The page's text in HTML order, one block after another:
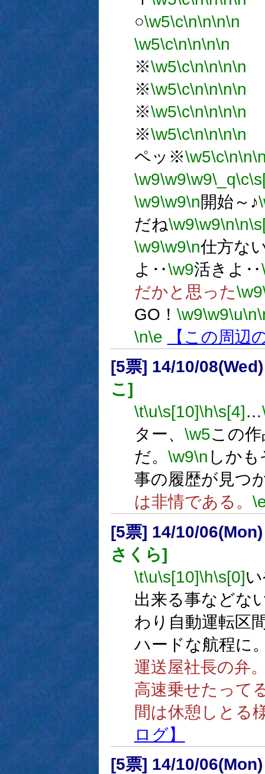
○\w5\c\n\n\n\n
\w5\c\n\n\n\n
※\w5\c\n\n\n\n
※\w5\c\n\n\n\n
※\w5\c\n\n\n\n
※\w5\c\n\n\n\n
ペッ※\w5\c\n\n
\w9\w9\w9\_q\c
\w9\w9\n開始～♪
だね\w9\w9\n\n
\w9\w9\n仕方な
よ‥\w9活きよ‥
だかと思った\w9
GO！ \w9\w9\u\n
\n\e
【この周辺
[5票] 14/10/
こ]
\t\u\s[10]\h\s[4] …
ター、 \w5この
だ。 \w9\n しか
事の履歴が見つ
は非情である。
[5票] 14/10/
さくら]
\t\u\s[10]\h\s[0]
出来る事などな
わり自動運転区
ハードな航程に
運送屋社長の弁
高速乗せたって
間は休憩しとる
ログ】
[5票] 14/10/